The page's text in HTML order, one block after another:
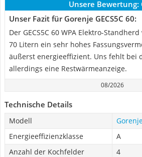
Unsere Bewertung:
Unser Fazit für Gorenje GECS5C 60:
Der GECS5C 60 WPA Elektro-
70 Litern ein sehr hohes
äußerst energieeffizient. Uns fehlt bei
allerdings eine Restwärmeanzeige.
08/2026
Technische Details
Modell
Energieeffizienzklasse
A
Anzahl der Kochfelder
4